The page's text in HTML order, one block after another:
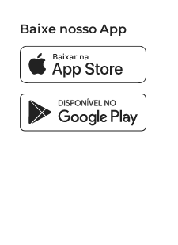
Baixe nosso App